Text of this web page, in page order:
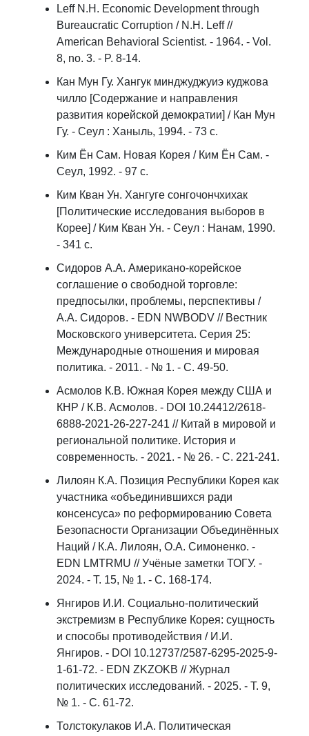
Leff N.H. Economic Development through
Bureaucratic Corruption / N.H. Leff //
American Behavioral Scientist. - 1964. - Vol.
8, no. 3. - P. 8-14.
Кан Мун Гу. Хангук минджуджуиэ куджова
чилло [Содержание и направления
развития корейской демократии] / Кан Мун
Гу. - Сеул : Ханыль, 1994. - 73 с.
Ким Ён Сам. Новая Корея / Ким Ён Сам. -
Сеул, 1992. - 97 с.
Ким Кван Ун. Хангуге сонгочончхихак
[Политические исследования выборов в
Корее] / Ким Кван Ун. - Сеул : Нанам, 1990.
- 341 с.
Сидоров А.А. Американо-корейское
соглашение о свободной торговле:
предпосылки, проблемы, перспективы /
А.А. Сидоров. - EDN NWBODV // Вестник
Московского университета. Серия 25:
Международные отношения и мировая
политика. - 2011. - № 1. - С. 49-50.
Асмолов К.В. Южная Корея между США и
КНР / К.В. Асмолов. - DOI 10.24412/2618-
6888-2021-26-227-241 // Китай в мировой и
региональной политике. История и
современность. - 2021. - № 26. - С. 221-241.
Лилоян К.А. Позиция Республики Корея как
участника «объединившихся ради
консенсуса» по реформированию Совета
Безопасности Организации Объединённых
Наций / К.А. Лилоян, О.А. Симоненко. -
EDN LMTRMU // Учёные заметки ТОГУ. -
2024. - Т. 15, № 1. - С. 168-174.
Янгиров И.И. Социально-политический
экстремизм в Республике Корея: сущность
и способы противодействия / И.И.
Янгиров. - DOI 10.12737/2587-6295-2025-9-
1-61-72. - EDN ZKZOKB // Журнал
политических исследований. - 2025. - Т. 9,
№ 1. - С. 61-72.
Толстокулаков И.А. Политическая